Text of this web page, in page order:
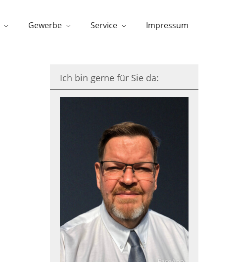
Gewerbe Service Impressum
Ich bin gerne für Sie da: